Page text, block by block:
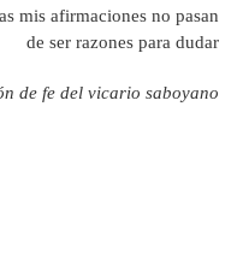
mis afirmaciones no pasan
de ser razones para dudar
de fe del vicario saboyano